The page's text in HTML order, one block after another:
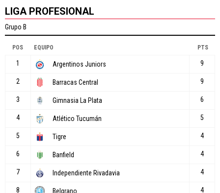
LIGA PROFESIONAL